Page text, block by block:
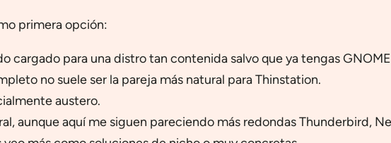
primera opción:
cargado para una distro tan contenida salvo que ya tengas
no suele ser la pareja más natural para Thinstation.
austero.
aunque aquí me siguen pareciendo más redondas Thunderbird,